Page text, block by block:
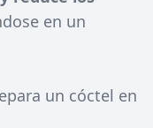
en un
un cóctel en